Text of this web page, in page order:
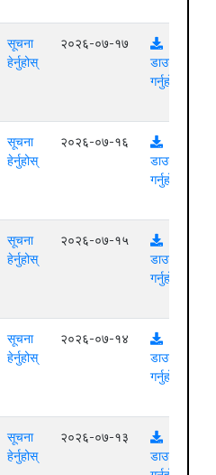
सूचना
हेर्नुहोस्
२०२६-०७-१७
डाउनलोड
गर्नुहोस्
सूचना
हेर्नुहोस्
२०२६-०७-१६
डाउनलोड
गर्नुहोस्
सूचना
हेर्नुहोस्
२०२६-०७-१५
डाउनलोड
गर्नुहोस्
सूचना
हेर्नुहोस्
२०२६-०७-१४
डाउनलोड
गर्नुहोस्
सूचना
हेर्नुहोस्
२०२६-०७-१३
डाउनलोड